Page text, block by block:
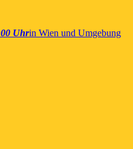
Uhrin Wien und Umgebung